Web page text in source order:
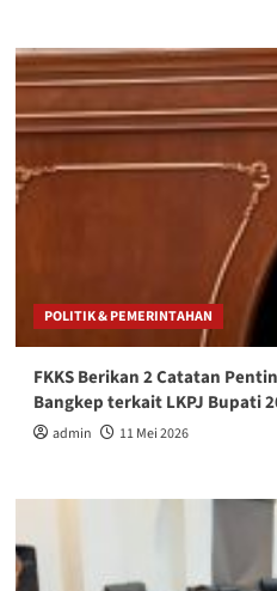
POLITIK & PEMERINTAHAN
FKKS Berikan 2 Catatan
Bangkep terkait LKPJ Bupati
admin 11 Mei 2026